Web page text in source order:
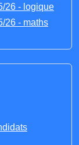
26 - logique
26 - maths